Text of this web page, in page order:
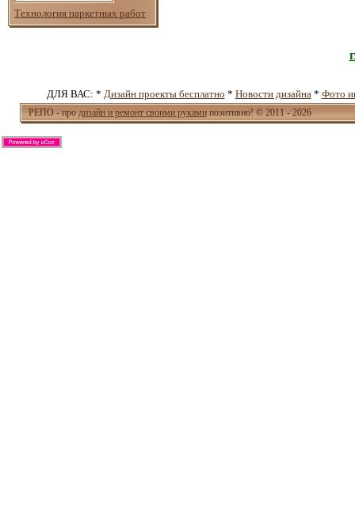
Технология паркетных работ
ДЛЯ ВАС: * Дизайн проекты бесплатно * Новости дизайна * Фото
РЕПО - про дизайн и ремонт своими рукамипозитивно! © 2011 - 2026